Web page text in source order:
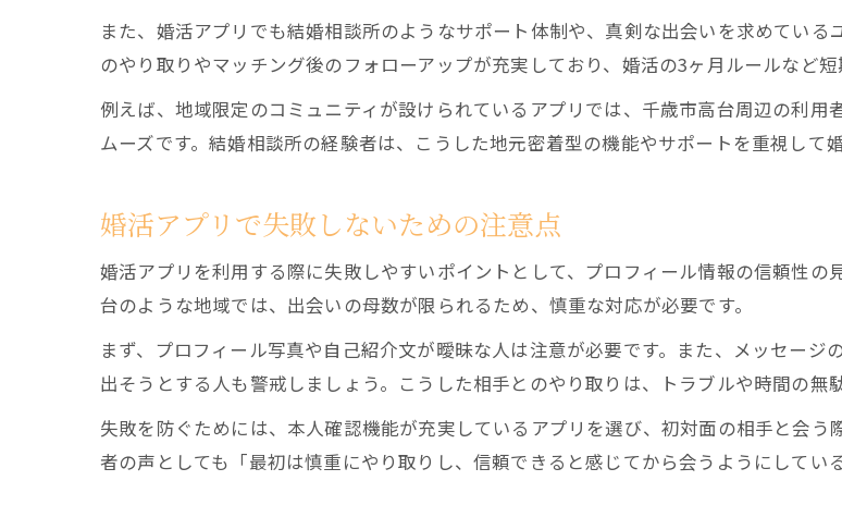
また、婚活アプリでも結婚相談所のようなサポート体制や、真剣な出会いを求めてい
のやり取りやマッチング後のフォローアップが充実しており、婚活の3ヶ月ルールなど
例えば、地域限定のコミュニティが設けられているアプリでは、千歳市高台周辺の利
ムーズです。結婚相談所の経験者は、こうした地元密着型の機能やサポートを重視して
婚活アプリで失敗しないための注意点
婚活アプリを利用する際に失敗しやすいポイントとして、プロフィール情報の信頼性
台のような地域では、出会いの母数が限られるため、慎重な対応が必要です。
まず、プロフィール写真や自己紹介文が曖昧な人は注意が必要です。また、メッセー
出そうとする人も警戒しましょう。こうした相手とのやり取りは、トラブルや時間の無
失敗を防ぐためには、本人確認機能が充実しているアプリを選び、初対面の相手と会
者の声としても「最初は慎重にやり取りし、信頼できると感じてから会うようにしてい